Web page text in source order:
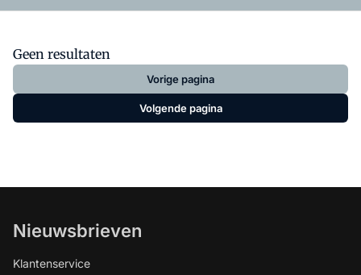
Geen resultaten
Vorige pagina
Volgende pagina
Nieuwsbrieven
Klantenservice